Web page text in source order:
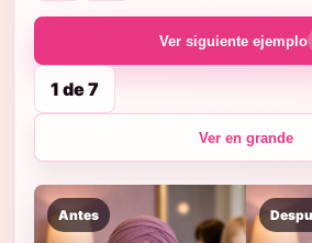
Antes
Ver siguiente ejemplo
1 de 7
Ver en grande